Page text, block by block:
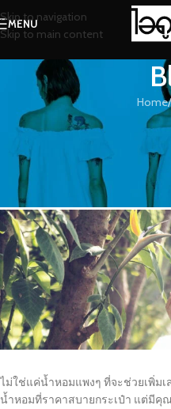
Skip to navigation
Skip to main content
MENU
Home/
สา
หอมกลิ่นกรุ่นไ
ด้วยกลิ่
น้องน้ำหอม
ไม่ใช่แค่น้ำหอมแพงๆ ที่จะช่วยเพิ่ม
น้ำหอมที่ราคาสบายกระเป๋า แต่มี